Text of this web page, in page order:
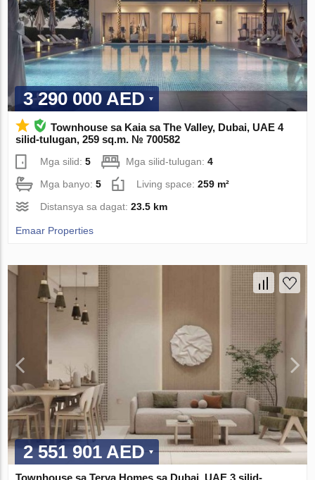
3 290 000 AED
Townhouse sa Kaia sa The Valley, Dubai, UAE 4
silid-tulugan, 259 sq.m. № 700582
Mga silid:5 Mga silid-tulugan:4
Mga banyo:5 Living space:259 m²
Distansya sa dagat:23.5 km
Emaar Properties
2 551 901 AED